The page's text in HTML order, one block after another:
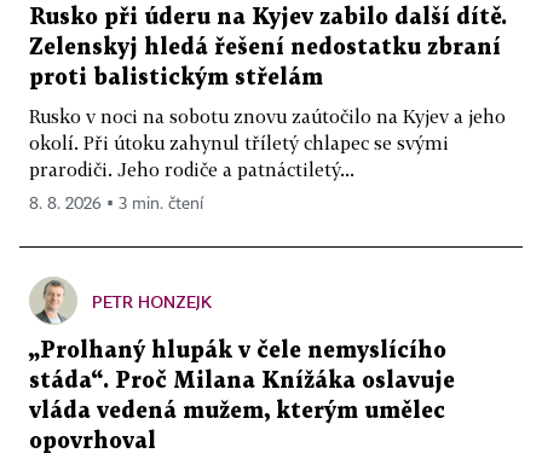
Rusko při úderu na Kyjev zabilo další dítě.
Zelenskyj hledá řešení nedostatku zbraní
proti balistickým střelám
Rusko v noci na sobotu znovu zaútočilo na Kyjev a jeho
okolí. Při útoku zahynul tříletý chlapec se svými
prarodiči. Jeho rodiče a patnáctiletý...
8. 8. 2026 ▪ 3 min. čtení
PETR HONZEJK
„Prolhaný hlupák v čele nemyslícího
stáda“. Proč Milana Knížáka oslavuje
vláda vedená mužem, kterým umělec
opovrhoval